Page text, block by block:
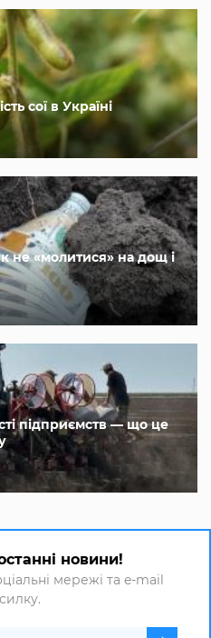
сої в Україні
не «молитися» на дощ і
підприємств — що це
новини!
мережі та e-mail